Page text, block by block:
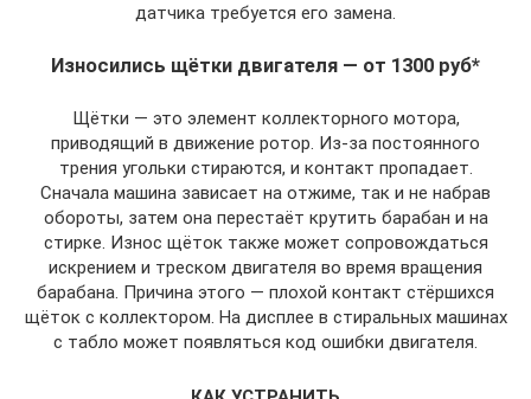
датчика требуется его замена.
Износились щётки двигателя — от 1300 руб*
Щётки — это элемент коллекторного мотора,
приводящий в движение ротор. Из-за постоянного
трения угольки стираются, и контакт пропадает.
Сначала машина зависает на отжиме, так и не набрав
обороты, затем она перестаёт крутить барабан и на
стирке. Износ щёток также может сопровождаться
искрением и треском двигателя во время вращения
барабана. Причина этого — плохой контакт стёршихся
щёток с коллектором. На дисплее в стиральных машинах
с табло может появляться код ошибки двигателя.